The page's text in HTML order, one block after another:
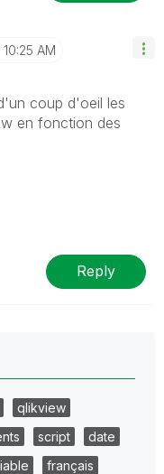
10:25 AM
coup d'oeil les
en fonction des
Reply
qlikview
script
date
français